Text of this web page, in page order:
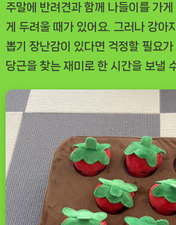
주말에 반려견과 함께 나들이를 가
게 두려울 때가 있어요. 그러나 강아
뽑기 장난감이 있다면 걱정할 필요
당근을 찾는 재미로 한 시간을 보낼